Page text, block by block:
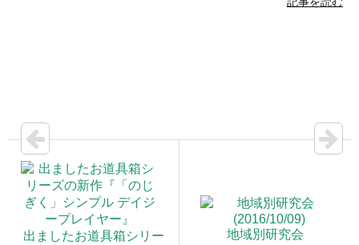
出ましたお道具箱シリー
地域別研究会